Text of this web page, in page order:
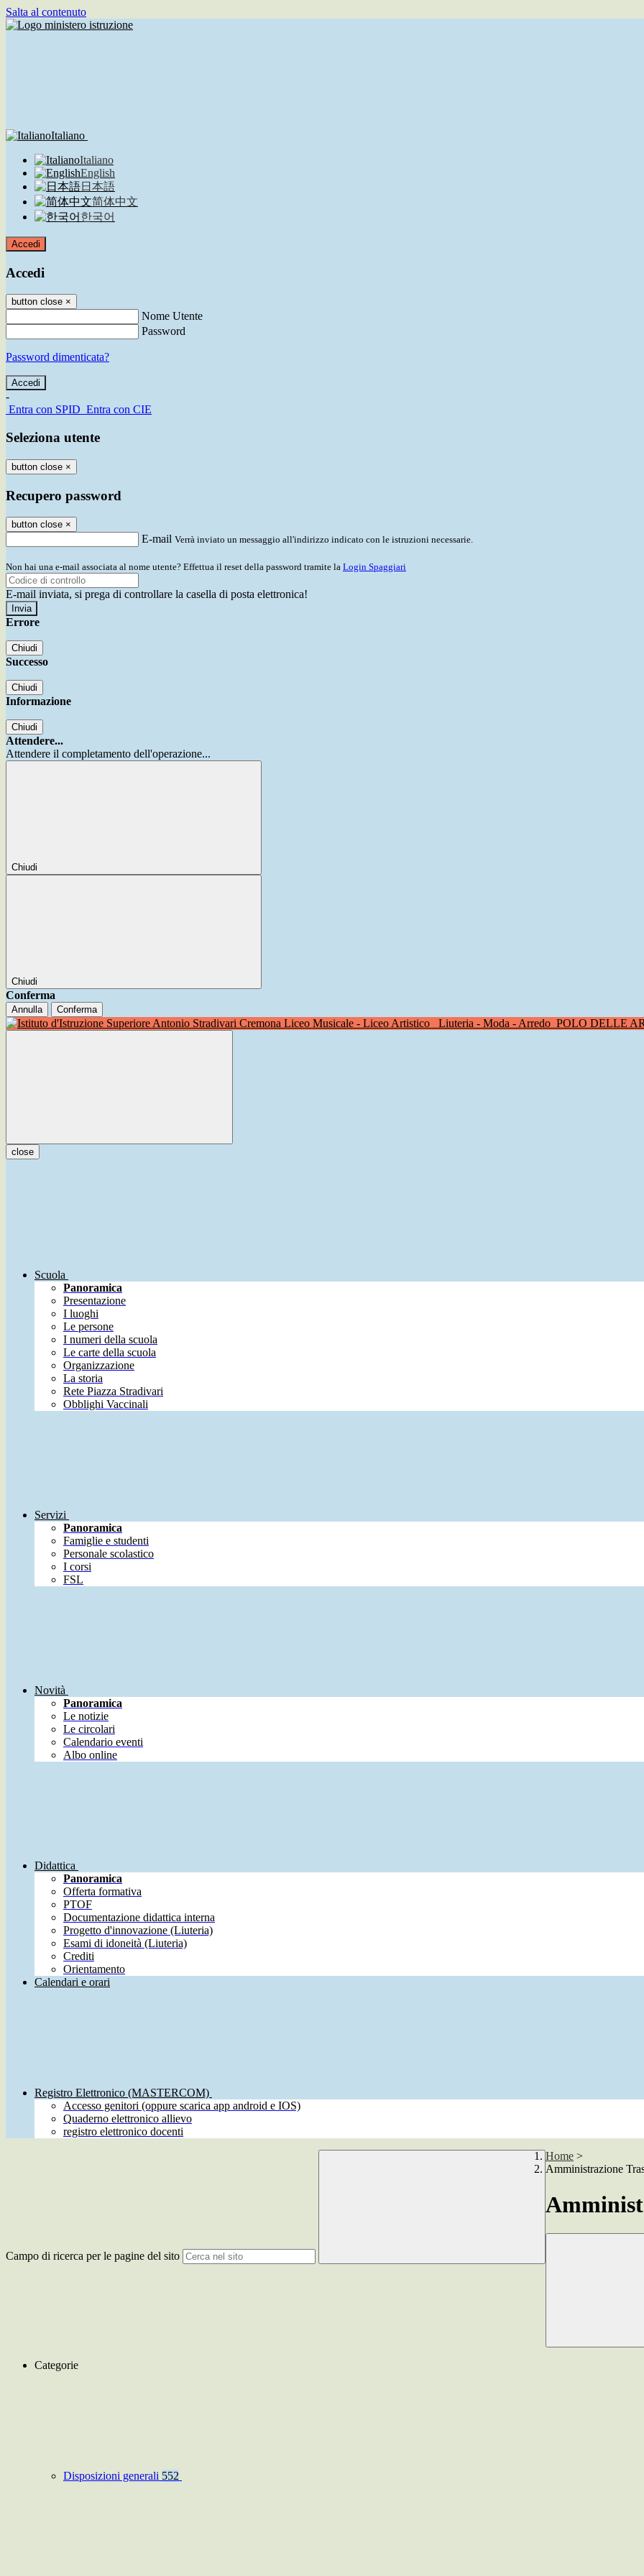
Salta al contenuto
Italiano
Italiano
English
日本語
简体中文
한국어
Accedi
Accedi
button close ×
Nome Utente
Password
Password dimenticata?
-
Entra con SPID Entra con CIE
Seleziona utente
button close ×
Recupero password
button close ×
E-mail Verrà inviato un messaggio all'indirizzo indicato con le istruzioni necessarie.
Non hai una e-mail associata al nome utente? Effettua il reset della password tramite la Login Spaggiari
E-mail inviata, si prega di controllare la casella di posta elettronica!
Errore
Chiudi
Successo
Chiudi
Informazione
Chiudi
Attendere...
Attendere il completamento dell'operazione...
Chiudi
Chiudi
Conferma
Annulla Conferma
Liceo Musicale - Liceo Artistico Liuteria - Moda - Arredo POLO DELLE
close
Scuola
Panoramica
Presentazione
I luoghi
Le persone
I numeri della scuola
Le carte della scuola
Organizzazione
La storia
Rete Piazza Stradivari
Obblighi Vaccinali
Servizi
Panoramica
Famiglie e studenti
Personale scolastico
I corsi
FSL
Novità
Panoramica
Le notizie
Le circolari
Calendario eventi
Albo online
Didattica
Panoramica
Offerta formativa
PTOF
Documentazione didattica interna
Progetto d'innovazione (Liuteria)
Esami di idoneità (Liuteria)
Crediti
Orientamento
Calendari e orari
Registro Elettronico (MASTERCOM)
Accesso genitori (oppure scarica app android e IOS)
Quaderno elettronico allievo
registro elettronico docenti
Campo di ricerca per le pagine del sito
Home >
Amministrazione
Categorie
Disposizioni generali 552